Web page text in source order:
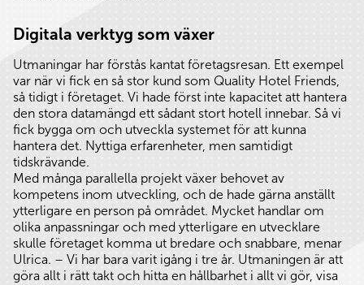
Digitala verktyg som växer
Utmaningar har förstås kantat företagsresan. Ett exempel
var när vi fick en så stor kund som Quality Hotel Friends,
så tidigt i företaget. Vi hade först inte kapacitet att hantera
den stora datamängd ett sådant stort hotell innebar. Så vi
fick bygga om och utveckla systemet för att kunna
hantera det. Nyttiga erfarenheter, men samtidigt
tidskrävande.
Med många parallella projekt växer behovet av
kompetens inom utveckling, och de hade gärna anställt
ytterligare en person på området. Mycket handlar om
olika anpassningar och med ytterligare en utvecklare
skulle företaget komma ut bredare och snabbare, menar
Ulrica. – Vi har bara varit igång i tre år. Utmaningen är att
göra allt i rätt takt och hitta en hållbarhet i allt vi gör, visa